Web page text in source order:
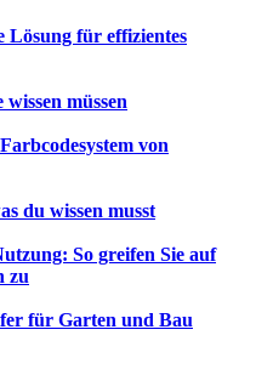
Lösung für effizientes
müssen
von
du wissen musst
So greifen Sie auf
zu
für Garten und Bau